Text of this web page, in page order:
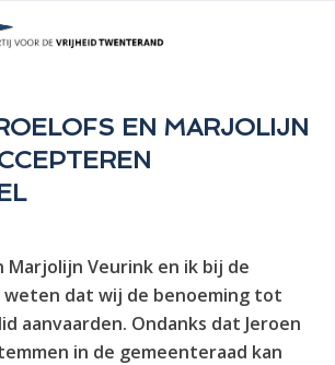
EN MARJOLIJN
Marjolijn Veurink en ik bij de
dat wij de benoeming tot
aanvaarden. Ondanks dat Jeroen
in de gemeenteraad kan